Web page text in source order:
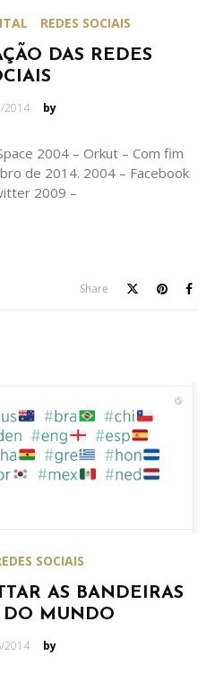
REDES SOCIAIS
DAS REDES
2014 by
2004 – Orkut – Com fim
de 2014. 2004 – Facebook
2009 –
Share
SOCIAIS
AS BANDEIRAS
DO MUNDO
2014 by